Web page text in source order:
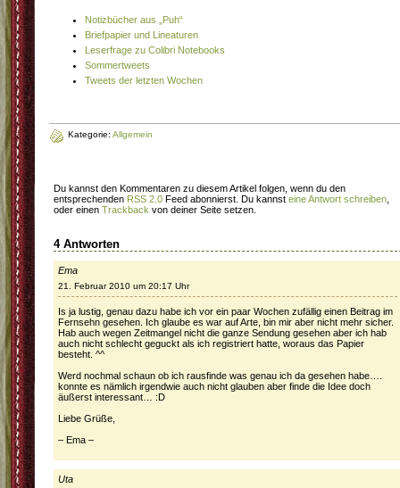
Notizbücher aus „Puh“
Briefpapier und Lineaturen
Leserfrage zu Colibri Notebooks
Sommertweets
Tweets der letzten Wochen
Kategorie: Allgemein
Du kannst den Kommentaren zu diesem Artikel folgen, wenn du den
entsprechenden RSS 2.0 Feed abonnierst. Du kannst eine Antwort schreiben
oder einen Trackback von deiner Seite setzen.
4 Antworten
Ema
21. Februar 2010 um 20:17 Uhr
Is ja lustig, genau dazu habe ich vor ein paar Wochen zufällig einen Beitrag im
Fernsehn gesehen. Ich glaube es war auf Arte, bin mir aber nicht mehr sicher.
Hab auch wegen Zeitmangel nicht die ganze Sendung gesehen aber ich hab
auch nicht schlecht geguckt als ich registriert hatte, woraus das Papier
besteht. ^^
Werd nochmal schaun ob ich rausfinde was genau ich da gesehen habe….
konnte es nämlich irgendwie auch nicht glauben aber finde die Idee doch
äußerst interessant… :D
Liebe Grüße,
– Ema –
Uta